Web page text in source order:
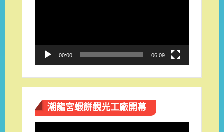
00:00 06:09
潮龍宮蝦餅觀光工廠開幕